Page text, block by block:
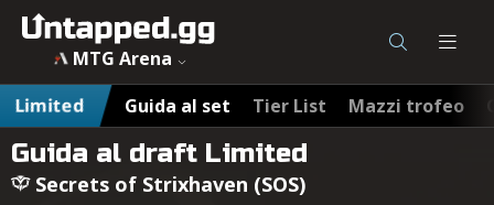
MTG Arena
Limited
Guida al set Tier List Mazzi trofeo
Guida al draft Limited
Secrets of Strixhaven (SOS)
Guida al draft e archetipi di Secrets of Strixhaven (SOS) su